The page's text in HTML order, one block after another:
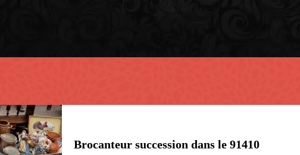
Brocanteur succession dans le 91410